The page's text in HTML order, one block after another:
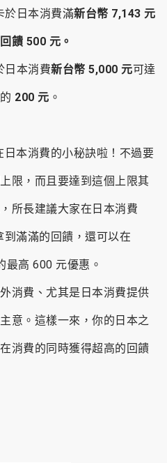
於日本消費滿新台幣 7,143 元
饋 500 元。
日本消費新台幣 5,000 元可達
的 200 元 。
本消費的小秘訣啦！不過要
限，而且要達到這個上限其
所長建議大家在日本消費
滿滿的回饋，還可以在
最高 600 元優惠。
消費、尤其是日本消費提供
意。這樣一來，你的日本之
消費的同時獲得超高的回饋